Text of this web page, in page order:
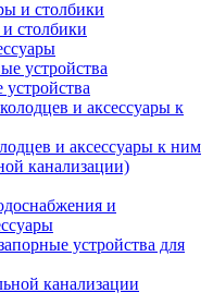
столбики
и аксессуары к ним
канализации)
и
устройства для